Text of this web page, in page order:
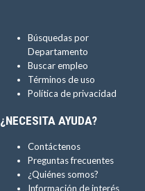
Búsquedas por
Departamento
Buscar empleo
Términos de uso
Política de privacidad
¿NECESITA AYUDA?
Contáctenos
Preguntas frecuentes
¿Quiénes somos?
Información de interés